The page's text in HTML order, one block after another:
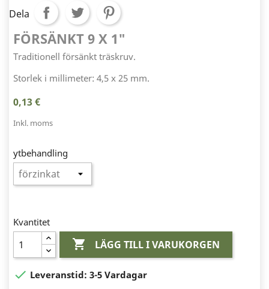
Dela
FÖRSÄNKT 9 X 1"
Traditionell försänkt träskruv.
Storlek i millimeter: 4,5 x 25 mm.
0,13 €
Inkl. moms
ytbehandling
Kvantitet
 LÄGG TILL I VARUKORGEN
 Leveranstid: 3-5 Vardagar